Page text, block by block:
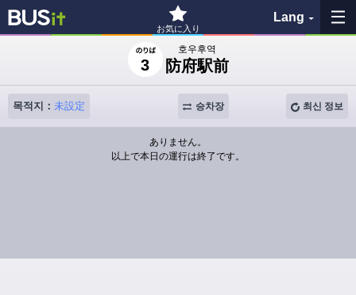
お気に入り
Lang
즐겨찾기
이력
지도 보기
3
호우후역
防府駅前
목적지： 未設定 최신 정보
승차장
ありません。
以上で本日の運行は終了です。